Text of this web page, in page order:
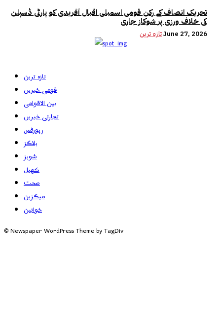
تحریک انصاف کے رکن قومی اسمبلی اقبال آفریدی کو پارٹی ڈسپلن
کی خلاف ورزی پر شوکاز جاری
تازہ ترینJune 27, 2026
تازہ ترین
قومی خبریں
بین الاقوامی
تجارتی خبریں
رپورٹس
بلاگز
شوبز
کھیل
صحت
میگزین
خواتین
© Newspaper WordPress Theme by TagDiv